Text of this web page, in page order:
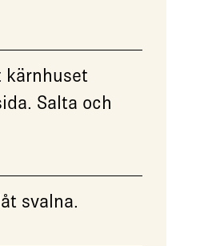
kärnhuset
Salta och
svalna.